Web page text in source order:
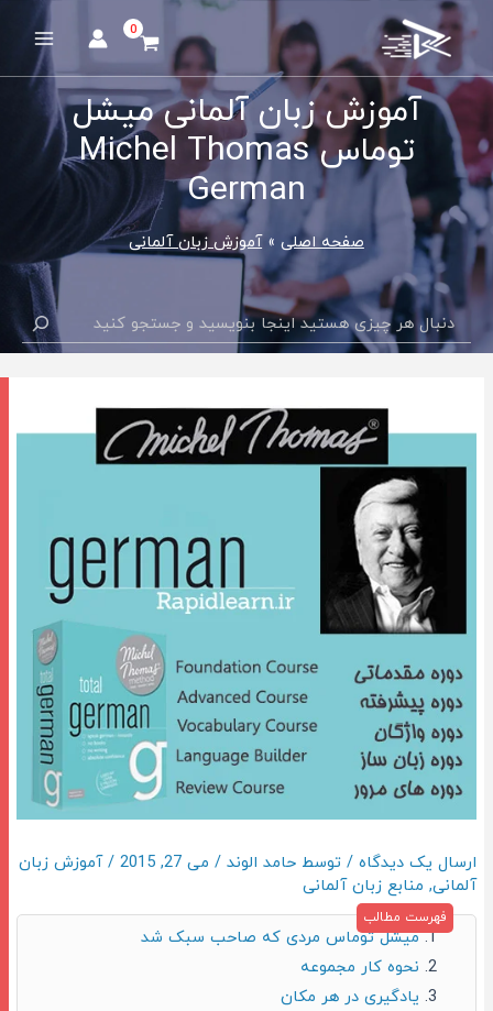
Main
Menu آموزش زبان آلمانی میشل
توماس Michel Thomas
German
صفحه اصلی آموزش زبان آلمانی
جستجو
ارسال یک دیدگاه / توسط حامد الوند / می 27, 2015 /آموزش زبان
آلمانی, منابع زبان آلمانی
میشل توماس مردی که صاحب سبک شد
نحوه کار مجموعه
یادگیری در هر مکان